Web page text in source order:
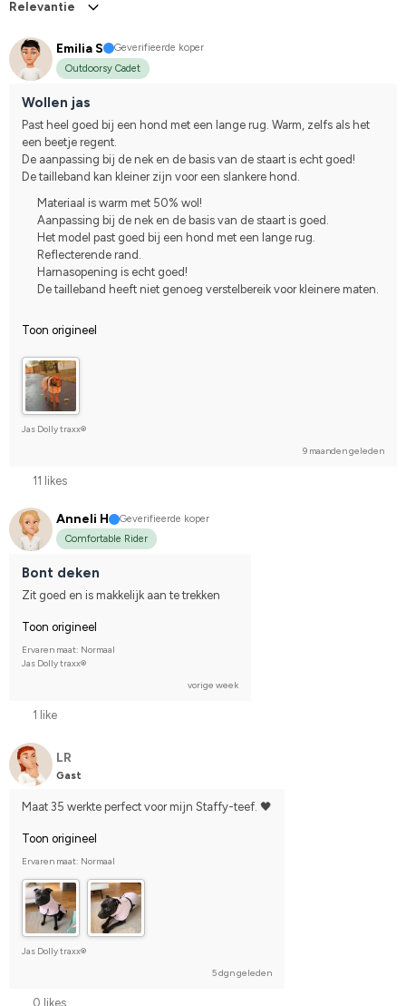
Relevantie
Emilia S
Geverifieerde koper
Outdoorsy Cadet
Wollen jas
Past heel goed bij een hond met een lange rug. Warm, zelfs als het
een beetje regent.
De aanpassing bij de nek en de basis van de staart is echt goed!
De tailleband kan kleiner zijn voor een slankere hond.
Materiaal is warm met 50% wol!
Aanpassing bij de nek en de basis van de staart is goed.
Het model past goed bij een hond met een lange rug.
Reflecterende rand.
Harnasopening is echt goed!
De tailleband heeft niet genoeg verstelbereik voor kleinere maten.
Toon origineel
Jas Dolly traxx®
9 maanden geleden
11 likes
Anneli H
Geverifieerde koper
Comfortable Rider
Bont deken
Zit goed en is makkelijk aan te trekken
Toon origineel
Ervaren maat: Normaal
Jas Dolly traxx®
vorige week
1 like
LR
Gast
Maat 35 werkte perfect voor mijn Staffy-teef. 🖤
Toon origineel
Ervaren maat: Normaal
Jas Dolly traxx®
5 dgn geleden
0 likes